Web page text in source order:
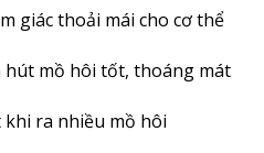
giác thoải mái cho cơ thể
mồ hôi tốt, thoáng mát
ra nhiều mồ hôi